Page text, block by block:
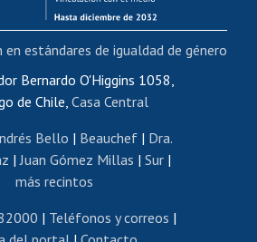
Bienestar del personal
de movilidad interna
Certificado de renta
de renta honorarios
Editar páginas blancas
Extranjeras/os
y reconocimiento de títulos
Bernardo O'Higgins 1058,
de Chile,Casa Central
Bello | Beauchef| Dra.
|Juan Gómez Millas | Sur |
más recintos
| Teléfonos y correos |
en estándares de igualdad de género